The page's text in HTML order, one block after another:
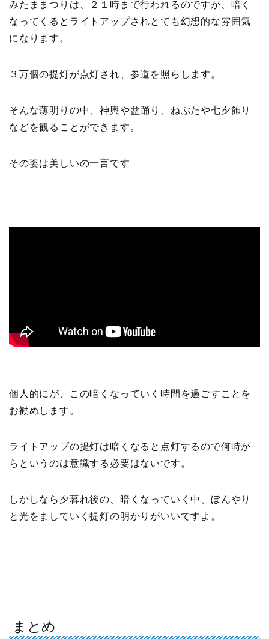
みたままつりは、２１時まで行われるのですが、暗く
なってくるとライトアップされとても幻想的な雰囲気
になります。
３万個の提灯が点灯され、参道を照らします。
そんな薄明りの中、神輿や盆踊り、ねぶたや七夕飾り
などを観ることができます。
その姿は美しいの一言です
個人的にが、この暗くなっていく時間を過ごすことを
お勧めします。
ライトアップの提灯は暗くなると点灯するので何時か
らというのは意識する必要はないです。
しかしなら夕暮れ後の、暗くなっていく中、ぼんやり
と光をましていく提灯の明かりがいいですよ。
まとめ